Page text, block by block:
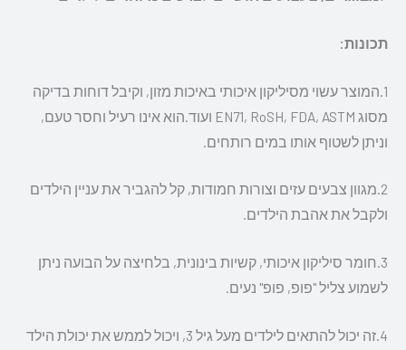
תכונות:
1.המוצר עשוי מסיליקון איכותי באיכות מזון, וקיבל דוחות בדיקה
מסוג EN71, RoSH, FDA, ASTM ועוד.הוא אינו רעיל וחסר טעם,
וניתן לשטוף אותו במים רותחים.
2.מגוון צבעים עזים וצורות חמודות, קל להגביר את עניין הילדים
ולקבל את אהבת הילדים.
3.חומר סיליקון איכותי, קשיות בינונית, בלחיצה על הבועה ניתן
לשמוע צליל "פופ, פופ" נעים.
4.זה יכול להתאים לילדים מעל גיל 3, ויכול לממש את יכולת הילד